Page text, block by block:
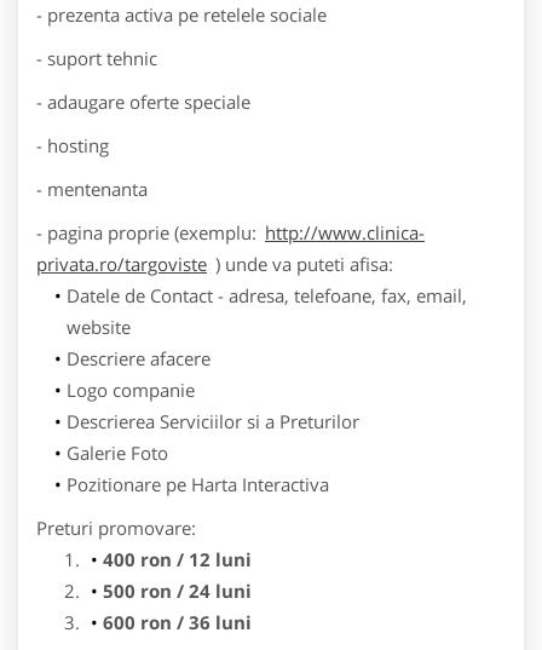
- prezenta activa pe retelele sociale
- suport tehnic
- adaugare oferte speciale
- hosting
- mentenanta
- pagina proprie (exemplu: http://www.clinica-
privata.ro/targoviste ) unde va puteti afisa:
Datele de Contact - adresa, telefoane, fax, email,
website
Descriere afacere
Logo companie
Descrierea Serviciilor si a Preturilor
Galerie Foto
Pozitionare pe Harta Interactiva
Preturi promovare:
400 ron / 12 luni
500 ron / 24 luni
600 ron / 36 luni